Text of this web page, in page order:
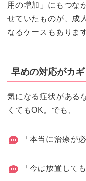
用の増加」にもつな
せていたものが、成
なるケースもありま
早めの対応がカギ
気になる症状がある
くてもOK。でも、
「本当に治療が
「今は放置して